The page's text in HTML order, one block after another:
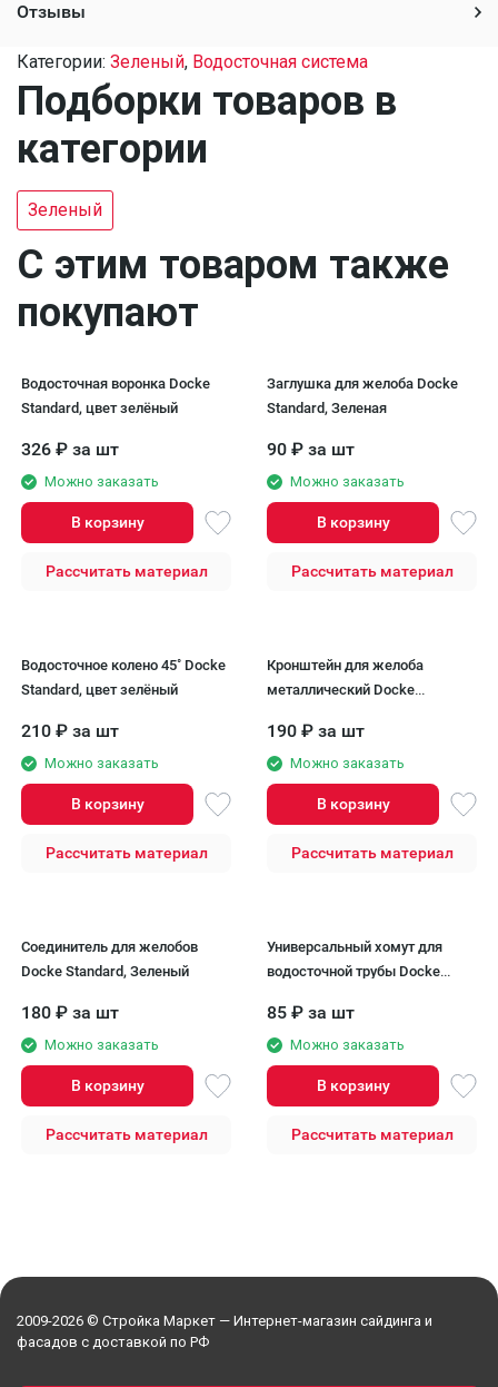
Отзывы
Категории: Зеленый, Водосточная система
Подборки товаров в
категории
Зеленый
C этим товаром также
покупают
Водосточная воронка Docke
Standard, цвет зелёный
326 ₽ за шт
Можно заказать
В корзину
Рассчитать материал
Заглушка для желоба Docke
Standard, Зеленая
90 ₽ за шт
Можно заказать
В корзину
Рассчитать материал
Водосточное колено 45˚ Docke
Standard, цвет зелёный
210 ₽ за шт
Можно заказать
В корзину
Рассчитать материал
Кронштейн для желоба
металлический Docke
190 ₽ за шт
Можно заказать
В корзину
Рассчитать материал
Соединитель для желобов
Docke Standard, Зеленый
180 ₽ за шт
Можно заказать
В корзину
Рассчитать материал
Универсальный хомут для
водосточной трубы Docke
85 ₽ за шт
Можно заказать
В корзину
Рассчитать материал
2009-2026 © Стройка Маркет — Интернет-магазин сайдинга и
фасадов с доставкой по РФ